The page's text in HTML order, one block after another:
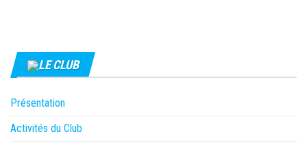
LE CLUB
Présentation
Activités du Club